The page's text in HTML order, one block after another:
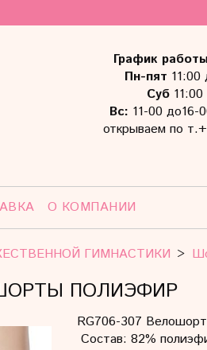
График
Пн-пят 11:00
Суб11:00
Вс: 11-00 до16-
открываем по
О КОМПАНИИ
ГИМНАСТИКИ
ПОЛИЭФИР
RG706-307
Состав: 82%